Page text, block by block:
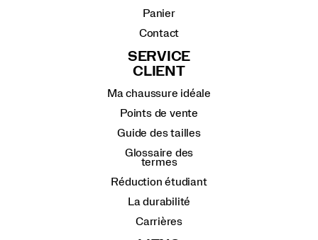
Panier
Contact
SERVICE
CLIENT
Ma chaussure idéale
Points de vente
Guide des tailles
Glossaire des
termes
Réduction étudiant
La durabilité
Carrières